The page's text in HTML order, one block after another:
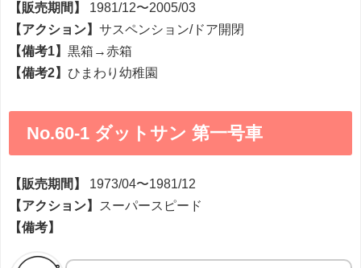
【販売期間】 1981/12〜2005/03
【アクション】 サスペンション/ドア開閉
【備考1】 黒箱→赤箱
【備考2】 ひまわり幼稚園
No.60-1 ダットサン 第一号車
【販売期間】 1973/04〜1981/12
【アクション】
スーパースピード
【備考】